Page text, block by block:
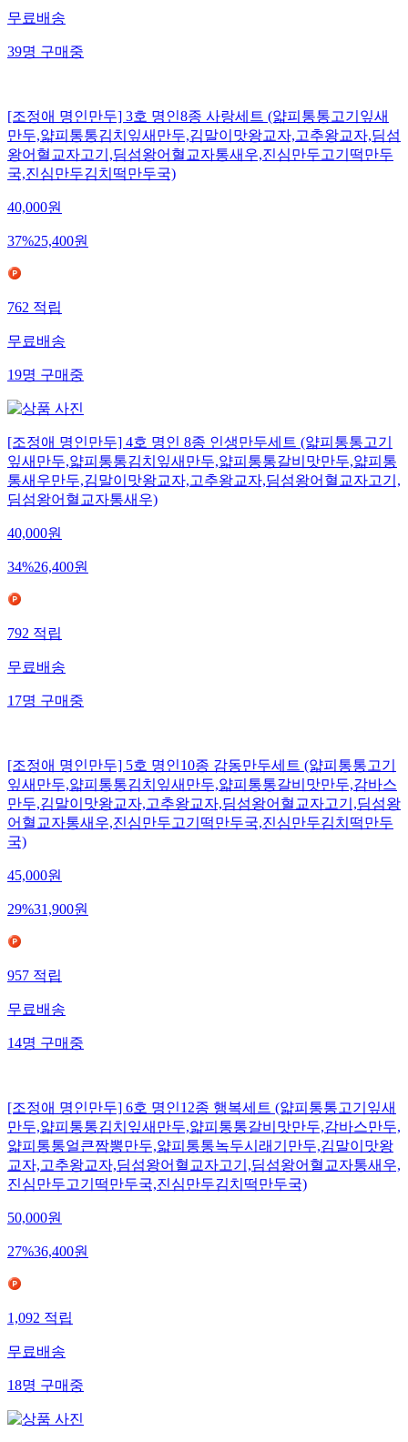
무료배송
39명구매중
[조정애 명인만두] 3호 명인8종 사랑세트 (얇피통통고기잎새
만두,얇피통통김치잎새만두,김말이맛왕교자,고추왕교자,딤섬
왕어혈교자고기,딤섬왕어혈교자통새우,진심만두고기떡만두
국,진심만두김치떡만두국)
40,000원
37%25,400원
762적립
무료배송
19명구매중
[조정애 명인만두] 4호 명인 8종 인생만두세트 (얇피통통고기
잎새만두,얇피통통김치잎새만두,얇피통통갈비맛만두,얇피통
통새우만두,김말이맛왕교자,고추왕교자,딤섬왕어혈교자고기,
딤섬왕어혈교자통새우)
40,000원
34%26,400원
792적립
무료배송
17명구매중
[조정애 명인만두] 5호 명인10종 감동만두세트 (얇피통통고기
잎새만두,얇피통통김치잎새만두,얇피통통갈비맛만두,감바스
만두,김말이맛왕교자,고추왕교자,딤섬왕어혈교자고기,딤섬왕
어혈교자통새우,진심만두고기떡만두국,진심만두김치떡만두
국)
45,000원
29%31,900원
957적립
무료배송
14명구매중
[조정애 명인만두] 6호 명인12종 행복세트 (얇피통통고기잎새
만두,얇피통통김치잎새만두,얇피통통갈비맛만두,감바스만두,
얇피통통얼큰짬뽕만두,얇피통통녹두시래기만두,김말이맛왕
교자,고추왕교자,딤섬왕어혈교자고기,딤섬왕어혈교자통새우,
진심만두고기떡만두국,진심만두김치떡만두국)
50,000원
27%36,400원
1,092적립
무료배송
18명구매중